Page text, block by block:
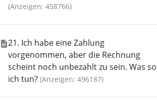
(Anzeigen: 458766)
21. Ich habe eine Zahlung
vorgenommen, aber die Rechnung
scheint noch unbezahlt zu sein. Was
ich tun? (Anzeigen: 496187)